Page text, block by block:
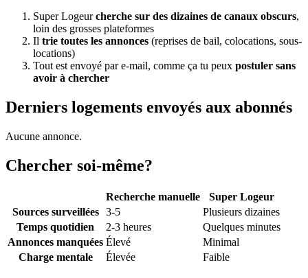
Super Logeurcherche sur des dizaines de canaux obscurs,
loin des grosses plateformes
Il trie toutes les annonces (reprises de bail, colocations, sous-
locations)
Tout est envoyé par e-mail, comme ça tu peux postuler sans
avoir à chercher
Derniers logements envoyés aux abonnés
Aucune annonce.
Chercher soi-même?
Recherche manuelle
Super Logeur
Sources surveillées
3-5
Plusieurs dizaines
Temps quotidien
2-3 heures
Quelques minutes
Annonces manquées Élevé
Minimal
Charge mentale
Élevée Faible